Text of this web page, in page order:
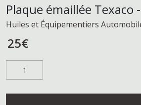
Plaque émaillée Texaco
Huiles et Équipementiers
25€